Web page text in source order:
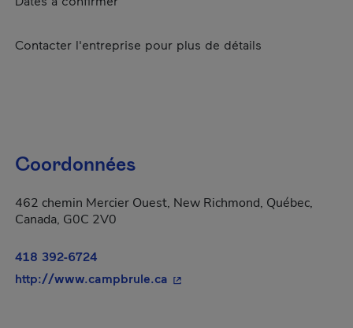
Contacter l'entreprise pour plus de détails
Coordonnées
462 chemin Mercier Ouest, New Richmond, Québec,
Canada, G0C 2V0
418 392-6724
http://www.campbrule.ca - Cet hyperlien s'ouvrira dans